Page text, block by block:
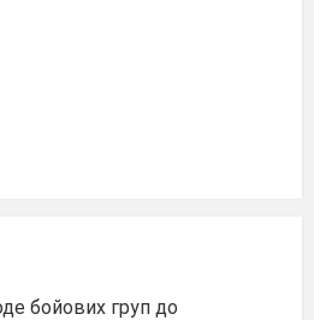
бойових груп до